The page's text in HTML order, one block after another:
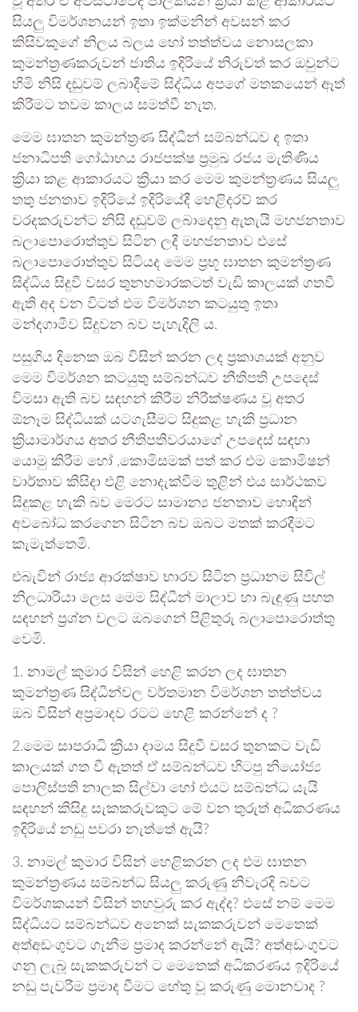
සියලු විමර්ශනයන් ඉතා ඉක්මනින් අවසන් කර
කිසිවකුගේ නිලය බලය හෝ තත්ත්වය නොසලකා
කුමන්ත්‍රණකරුවන් ජාතිය ඉදිරියේ නිරුවත් කර ඔවුන්ට
හිමි නිසි දඬුවම් ලබාදීමේ සිද්ධිය අපගේ මතකයෙන් ඈත්
කිරීමට තවම කාලය සමත්වී නැත.
මෙම ඝාතන කුමන්ත්‍රණ සිද්ධීන් සම්බන්ධව ද ඉතා
ජනාධිපති ගෝඨාභය රාජපක්ෂ ප්‍රමුඛ රජය මැතිණිය
ක්‍රියා කළ ආකාරයට ක්‍රියා කර මෙම කුමන්ත්‍රණය සියලු
තතු ජනතාව ඉදිරියේ ඉදිරියේදී හෙළිදරව් කර
වරදකරුවන්ට නිසි දඬුවම් ලබාදෙනු ඇතැයි මහජනතාව
බලාපොරොත්තුව සිටින ලදී මහජනතාව එසේ
බලාපොරොත්තුව සිටියද මෙම ප්‍රභූ ඝාතන කුමන්ත්‍රණ
සිද්ධිය සිදුවී වසර තුනහමාරකටත් වැඩි කාලයක් ගතවී
ඇති අද වන විටත් එම විමර්ශන කටයුතු ඉතා
මන්දගාමීව සිදුවන බව පැහැදිලි ය.
පසුගිය දිනෙක ඔබ විසින් කරන ලද ප්‍රකාශයක් අනුව
මෙම විමර්ශන කටයුතු සම්බන්ධව නීතිපති උපදෙස්
විමසා ඇති බව සඳහන් කිරීම නිරීක්ෂණය වූ අතර
ඕනෑම සිද්ධියක් යටගැසීමට සිදුකළ හැකි ප්‍රධාන
ක්‍රියාමාර්ගය අතර නීතිපතිවරයාගේ උපදෙස් සඳහා
යොමු කිරීම හෝ ,කොමිසමක් පත් කර එම කොමිෂන්
වාර්තාව කිසිදා එළි නොදැක්වීම තුළින් එය සාර්ථකව
සිදුකළ හැකි බව මෙරට සාමාන්‍ය ජනතාව හොඳින්
අවබෝධ කරගෙන සිටින බව ඔබට මතක් කරදීමට
කැමැත්තෙමි.
එබැවින් රාජ්‍ය ආරක්ෂාව භාරව සිටින ප්‍රධානම සිවිල්
නිලධාරියා ලෙස මෙම සිද්ධීන් මාලාව හා බැඳුණු පහත
සඳහන් ප්‍රශ්න වලට ඔබගෙන් පිළිතුරු බලාපොරොත්තු
වෙමි.
1. නාමල් කුමාර විසින් හෙළි කරන ලද ඝාතන
කුමන්ත්‍රණ සිද්ධීන්වල වර්තමාන විමර්ශන තත්ත්වය
ඔබ විසින් අප්‍රමාදව රටට හෙළි කරන්නේ ද ?
2.මෙම සාපරාධි ක්‍රියා දාමය සිදුවී වසර තුනකට වැඩි
කාලයක් ගත වී ඇතත් ඒ සම්බන්ධව හිටපු නියෝජ්‍ය
පොලිස්පති නාලක සිල්වා හෝ එයට සම්බන්ධ යැයි
සඳහන් කිසිදු සැකකරුවකුට මේ වන තුරුත් අධිකරණය
ඉදිරියේ නඩු පවරා නැත්තේ ඇයි?
3. නාමල් කුමාර විසින් හෙළිකරන ලද එම ඝාතන
කුමන්ත්‍රණය සම්බන්ධ සියලු කරුණු නිවැරදි බවට
විමර්ශකයන් විසින් තහවුරු කර ඇද්ද? එසේ නම් මෙම
සිද්ධියට සම්බන්ධව අනෙක් සැකකරුවන් මෙතෙක්
අත්අඩංගුවට ගැනීම ප්‍රමාද කරන්නේ ඇයි? අත්අඩංගුවට
ගනු ලැබූ සැකකරුවන් ට මෙතෙක් අධිකරණය ඉදිරියේ
නඩු පැවරීම ප්‍රමාද වීමට හේතු වූ කරුණු මොනවාද ?